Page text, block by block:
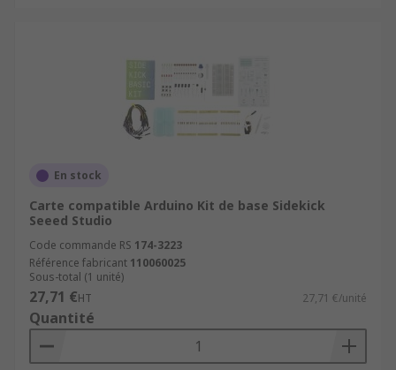
En stock
Carte compatible Arduino Kit de base Sidekick
Seeed Studio
Code commande RS 174-3223
Référence fabricant 110060025
Sous-total (1 unité)
27,71 €HT 27,71 €/unité
Quantité